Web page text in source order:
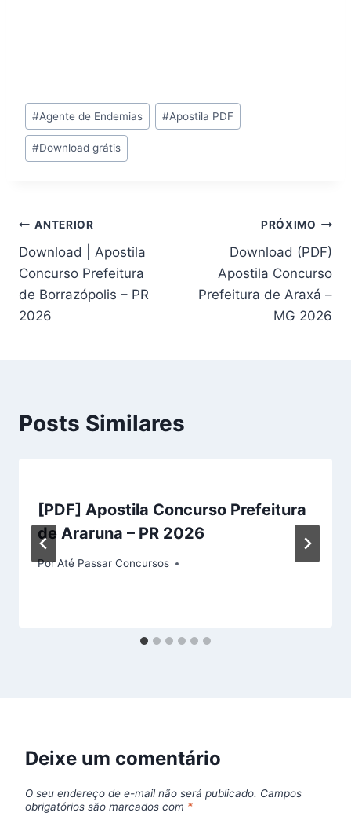
Tags
do
Post:
#Agente de Endemias #Apostila PDF
#Download grátis
Navegação
de
Post
ANTERIOR
Download | Apostila
Concurso Prefeitura
de Borrazópolis – PR
2026
PRÓXIMO
Download (PDF)
Apostila Concurso
Prefeitura de Araxá –
MG 2026
Posts Similares
[PDF] Apostila Concurso Prefeitura
de Araruna – PR 2026
PorAté Passar Concursos
Deixe um comentário
O seu endereço de e-mail não será publicado. Campos
obrigatórios são marcados com *